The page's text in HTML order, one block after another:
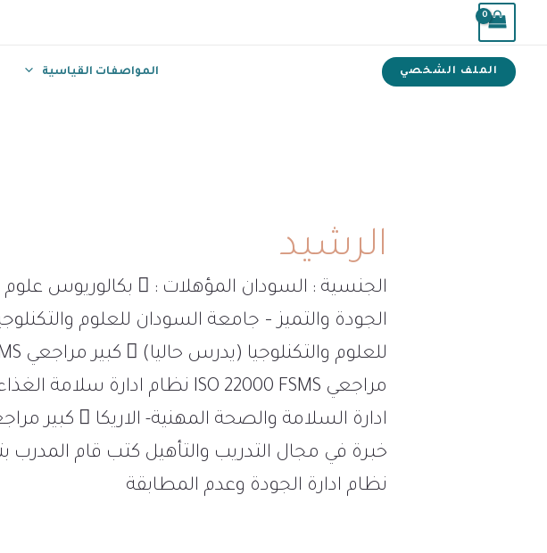
المحتوى
الملف الشخصي المواصفات القياسية
الرشيد
نظام ادارة الجودة وعدم المطابقة